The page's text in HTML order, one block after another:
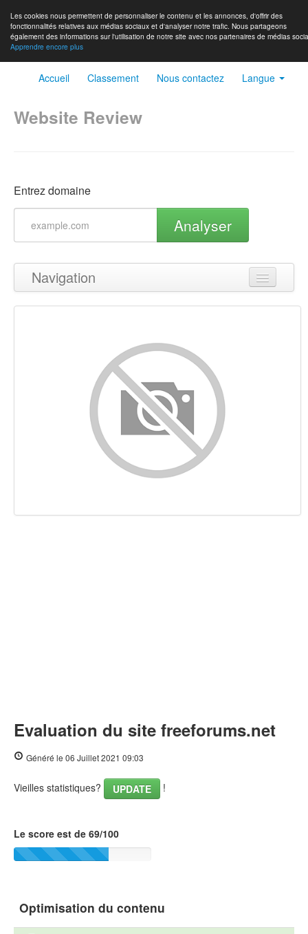
Les cookies nous permettent de personnaliser le contenu et les annonces, d'offrir des
fonctionnalités relatives aux médias sociaux et d'analyser notre trafic. Nous partageons
également des informations sur l'utilisation de notre site avec nos partenaires de médias
Apprendre encore plus
Accueil Classement Nous contactez Langue
Website Review
Entrez domaine
Analyser
Navigation
Haut de page
Mots-clefs
Ergonomie
Document
Evaluation du site freeforums.net
Généré le 06 Juillet 2021 09:03
Vieilles statistiques? UPDATE !
Le score est de 69/100
Optimisation du contenu